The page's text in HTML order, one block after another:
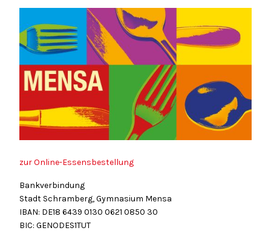
zur Online-Essensbestellung
Bankverbindung
Stadt Schramberg, Gymnasium Mensa
IBAN: DE18 6439 0130 0621 0850 30
BIC: GENODES1TUT